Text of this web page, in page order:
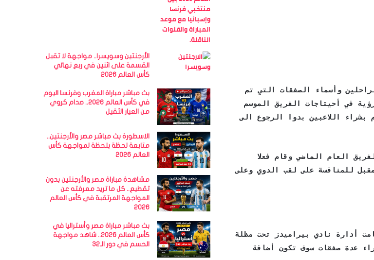
وأسماء الصفقات التي تم
في أحيتاجات الفريق الموسم
اللاعبين بدوا الرجوع الى
العام الماضي وقام فعلا
للمنافسة على لقب الدوي وعلى
أدارة نادي بيراميدز تحت مظلة
عدة صفقات سوف تكون أضافة
الأرجنتين وسويسرا.. مواجهة لا تقبل
القسمة على اثنين في ربع نهائي
كأس العالم 2026
بث مباشر مباراة المغرب وفرنسا اليوم
في كأس العالم 2026.. صدام كروي
من العيار الثقيل
الاسطورة بث مباشر مصر والأرجنتين..
متابعة لحظة بلحظة لمواجهة كأس
العالم 2026
مشاهدة مباراة مصر والأرجنتين بدون
تقطيع.. كل ما تريد معرفته عن
المواجهة المرتقبة في كأس العالم
2026
بث مباشر مباراة مصر وأستراليا في
كأس العالم 2026.. شاهد مواجهة
الحسم في دور الـ32